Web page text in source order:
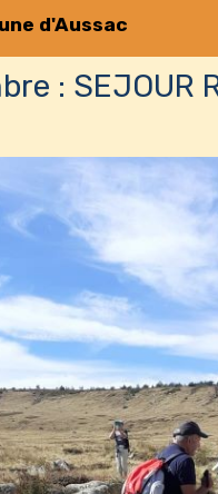
d'Aussac
: SEJOUR